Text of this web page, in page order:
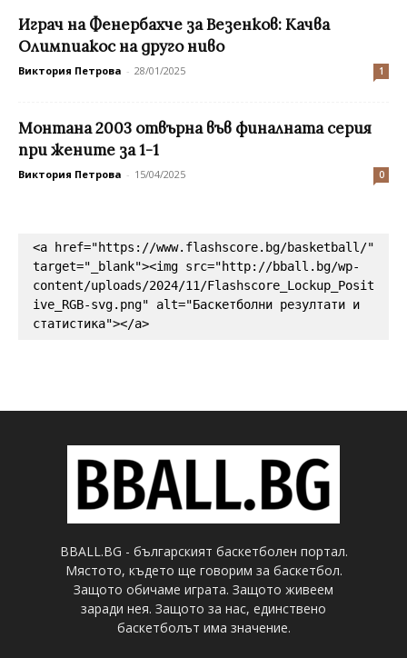
Играч на Фенербахче за Везенков: Качва
Олимпиакос на друго ниво
Виктория Петрова - 28/01/2025 1
Монтана 2003 отвърна във финалната серия
при жените за 1-1
Виктория Петрова - 15/04/2025 0
<a href="https://www.flashscore.bg/basketball/"
target="_blank"><img src="http://bball.bg/wp-
content/uploads/2024/11/Flashscore_Lockup_Posit
ive_RGB-svg.png" alt="Баскетболни резултати и
статистика"></a>
BBALL.BG - българският баскетболен портал.
Мястото, където ще говорим за баскетбол.
Защото обичаме играта. Защото живеем
заради нея. Защото за нас, единствено
баскетболът има значение.